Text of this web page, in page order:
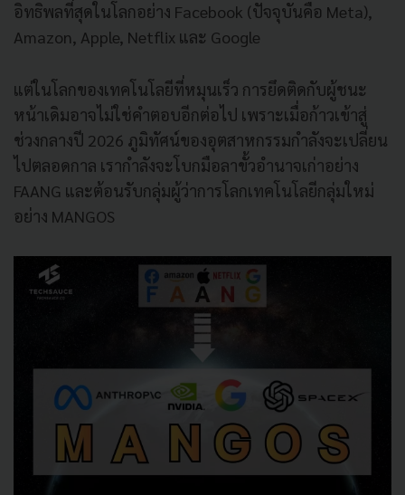
อิทธิพลที่สุดในโลกอย่าง Facebook (ปัจจุบันคือ Meta),
Amazon, Apple, Netflix และ Google
แต่ในโลกของเทคโนโลยีที่หมุนเร็ว การยึดติดกับผู้ชนะ
หน้าเดิมอาจไม่ใช่คำตอบอีกต่อไป เพราะเมื่อก้าวเข้าสู่
ช่วงกลางปี 2026 ภูมิทัศน์ของอุตสาหกรรมกำลังจะเปลี่ยน
ไปตลอดกาล เรากำลังจะโบกมือลาขั้วอำนาจเก่าอย่าง
FAANG และต้อนรับกลุ่มผู้ว่าการโลกเทคโนโลยีกลุ่มใหม่
อย่าง MANGOS